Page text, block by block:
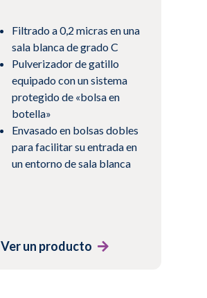
Filtrado a 0,2 micras en una
sala blanca de grado C
Pulverizador de gatillo
equipado con un sistema
protegido de «bolsa en
botella»
Envasado en bolsas dobles
para facilitar su entrada en
un entorno de sala blanca
Ver un producto